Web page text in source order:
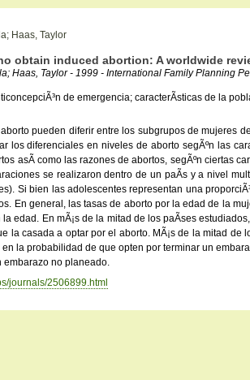
Haas, Taylor
obtain induced abortion: A worldwide
Haas, Taylor - 1999 - International Family Planning
de emergencia; caracterÃ­sticas de la
pueden diferir entre los subgrupos de mujeres
los diferenciales en niveles de aborto segÃºn las
asÃ­ como las razones de abortos, segÃºn ciertas
se realizaron dentro de un paÃ­s y a nivel
Si bien las adolescentes representan una
En general, las tasas de aborto por la edad de la
edad. En mÃ¡s de la mitad de los paÃ­ses
la casada a optar por el aborto. MÃ¡s de la mitad
la probabilidad de que opten por terminar un
embarazo no planeado.
journals/2506899.html